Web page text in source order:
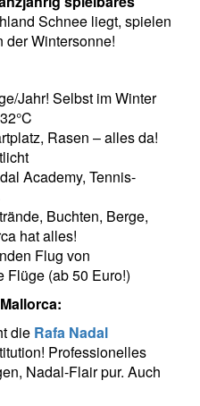
Schnee liegt, spielen
der Wintersonne!
Jahr! Selbst im Winter
Rasen – alles da!
Academy, Tennis-
Buchten, Berge,
hat alles!
Flug von
Flüge (ab 50 Euro!)
die Rafa Nadal
Professionelles
Nadal-Flair pur. Auch